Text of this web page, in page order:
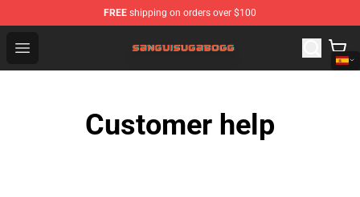
FREE shipping on orders over $100
Open menu
Sanguisugabogg Store - Official Sanguisugabogg
Customer help